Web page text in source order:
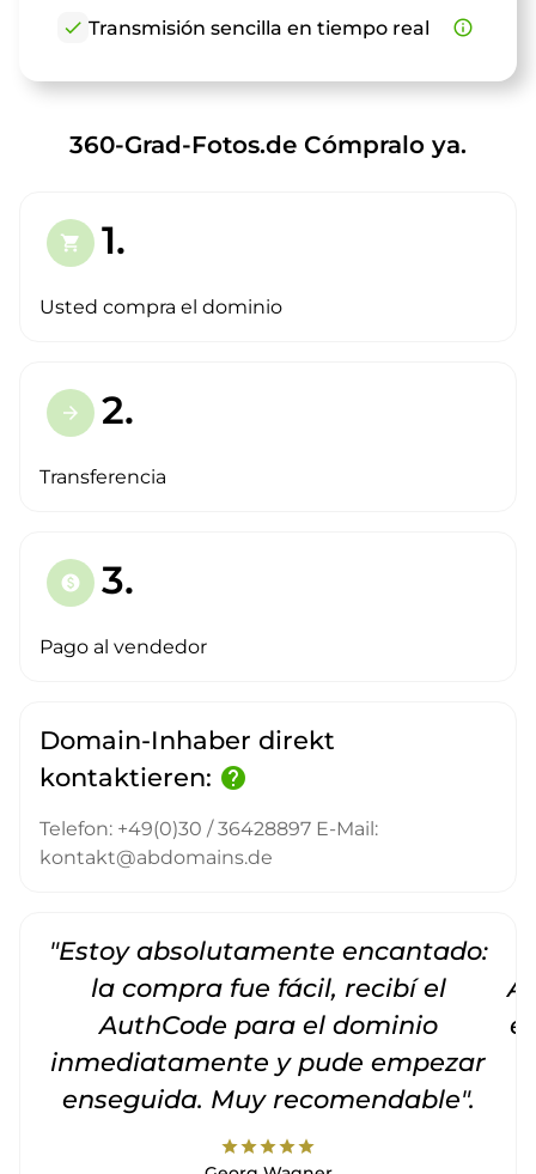
check Transmisión sencilla en tiempo real info_outline
360-Grad-Fotos.de Cómpralo ya.
shopping_cart 1.
Usted compra el dominio
arrow_forward 2.
Transferencia
paid 3.
Pago al vendedor
Domain-Inhaber direkt
kontaktieren: help
Telefon: +49(0)30 / 36428897 E-Mail:
kontakt@abdomains.de
"Estoy absolutamente encantado:
la compra fue fácil, recibí el
AuthCode para el dominio
inmediatamente y pude empezar
enseguida. Muy recomendable".
starstarstarstarstar